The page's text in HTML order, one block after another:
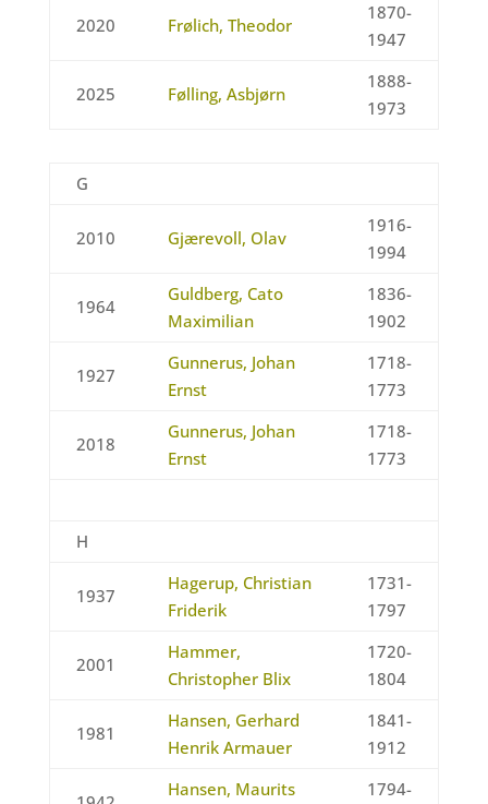
2020 Frølich, Theodor
1870-
1947
2025 Følling, Asbjørn
1888-
1973
G
2010 Gjærevoll, Olav
1916-
1994
1964
Guldberg, Cato
Maximilian
1836-
1902
1927
Gunnerus, Johan
Ernst
1718-
1773
2018
Gunnerus, Johan
Ernst
1718-
1773
H
1937
Hagerup, Christian
Friderik
1731-
1797
2001
Hammer,
Christopher Blix
1720-
1804
1981
Hansen, Gerhard
Henrik Armauer
1841-
1912
Hansen, Maurits 1794-